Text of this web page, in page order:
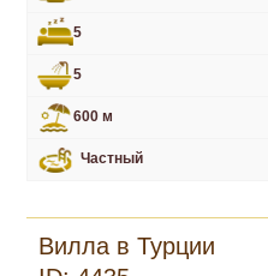
5
5
600 м
Частный
Вилла в Турции